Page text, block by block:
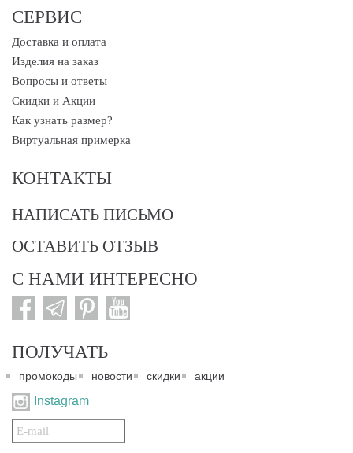
СЕРВИС
Доставка и оплата
Изделия на заказ
Вопросы и ответы
Скидки и Акции
Как узнать размер?
Виртуальная примерка
КОНТАКТЫ
НАПИСАТЬ ПИСЬМО
ОСТАВИТЬ ОТЗЫВ
С НАМИ ИНТЕРЕСНО
ПОЛУЧАТЬ
промокоды новости скидки акции
Instagram
Подписаться
на